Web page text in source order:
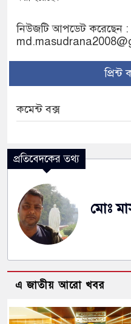
সাগরে জলদস্যুদের হামলা, আহত
নিউজটি আপডেট করেছেন :
কমেন্ট বক্স
প্রতিবেদকের তথ্য
মোঃ
এ জাতীয় আরো খবর